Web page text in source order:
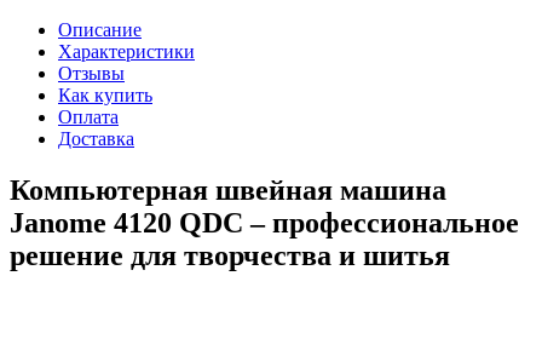
Описание
Характеристики
Отзывы
Как купить
Оплата
Доставка
Компьютерная швейная машина
Janome 4120 QDC – профессиональное
решение для творчества и шитья